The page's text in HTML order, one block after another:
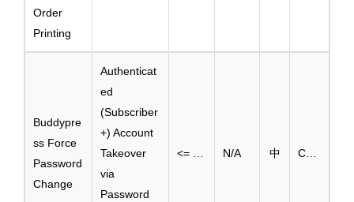
Order
Printing
Buddypre
ss Force
Password
Change
Authenticat
ed
(Subscriber
+) Account
Takeover
via
Password
N/A 中